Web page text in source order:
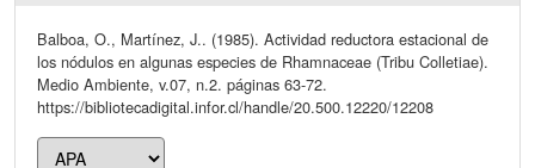
Balboa, O., Martínez, J.. (1985). Actividad reductora estacional de
los nódulos en algunas especies de Rhamnaceae (Tribu Colletiae).
Medio Ambiente, v.07, n.2. páginas 63-72.
https://bibliotecadigital.infor.cl/handle/20.500.12220/12208